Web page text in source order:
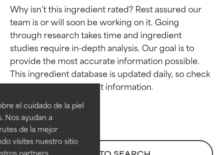
el cuidado de la piel
Nos ayudan a
de la mejor
visites nuestro sitio
partners,
Why isn’t this ingredient rated? Rest assured our
team is or will soon be working on it. Going
through research takes time and ingredient
studies require in-depth analysis. Our goal is to
provide the most accurate information possible.
This ingredient database is updated daily, so check
Calificaciones de
ingredientes
EXCELENTE
Ingrediente sobresaliente con
beneficios reales para la piel. Su
eficacia está demostrada y
Calificaciones de
ingredientes
EXCELENTE
Ingrediente sobresaliente con
beneficios reales para la piel. Su
eficacia está demostrada y